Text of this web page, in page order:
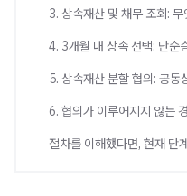
3. 상속재산 및 채무 조회:
4. 3개월 내 상속 선택: 단순
5. 상속재산 분할 협의: 공동
6. 협의가 이루어지지 않는
절차를 이해했다면, 현재 단